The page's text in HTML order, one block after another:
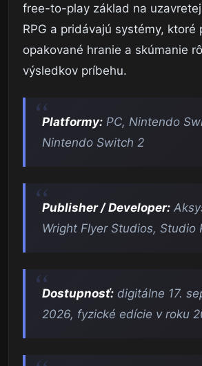
free-to-play základ na
RPG a pridávajú systémy, ktoré
opakované hranie a skúmanie
výsledkov príbehu.
Platformy: PC, Nintendo
Nintendo Switch 2
Publisher / Developer:
Wright Flyer Studios, Studio
Dostupnosť: digitálne 17.
2026, fyzické edície v roku